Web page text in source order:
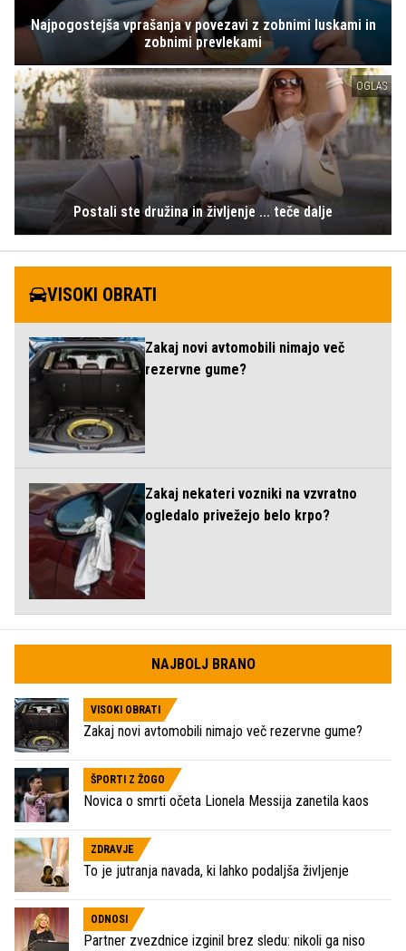
Najpogostejša vprašanja v povezavi z zobnimi luskami in
zobnimi prevlekami
OGLAS
Postali ste družina in življenje ... teče dalje
VISOKI OBRATI
Zakaj novi avtomobili nimajo več
rezervne gume?
Zakaj nekateri vozniki na vzvratno
ogledalo privežejo belo krpo?
NAJBOLJ BRANO
VISOKI OBRATI
Zakaj novi avtomobili nimajo več rezervne gume?
ŠPORTI Z ŽOGO
Novica o smrti očeta Lionela Messija zanetila kaos
ZDRAVJE
To je jutranja navada, ki lahko podaljša življenje
ODNOSI
Partner zvezdnice izginil brez sledu: nikoli ga niso